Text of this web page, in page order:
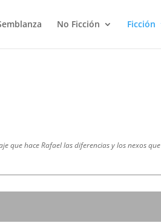
No Ficción Ficción
que hace Rafael las diferencias y los nexos que